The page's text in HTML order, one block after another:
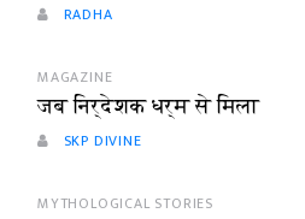
RADHA
MAGAZINE
जब निर्देशक धर्म से मिला
SKP DIVINE
MYTHOLOGICAL STORIES